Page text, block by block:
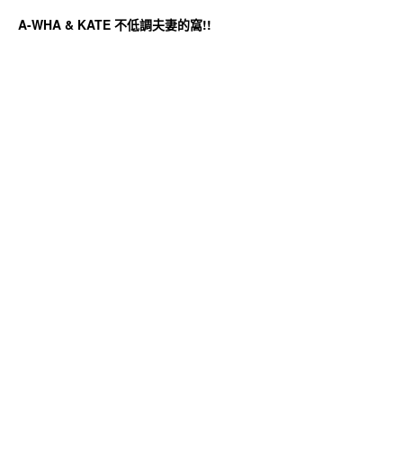
A-WHA & KATE 不低調夫妻的窩!!